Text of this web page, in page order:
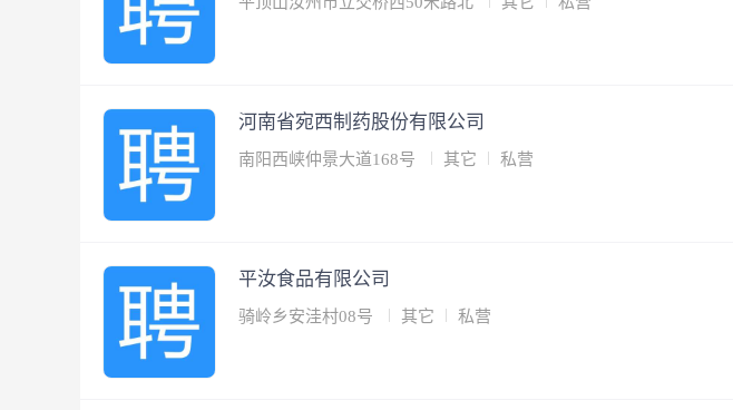
河南省宛西制药股份有限公司
南阳西峡仲景大道168号 其它 私营
平汝食品有限公司
骑岭乡安洼村08号 其它 私营